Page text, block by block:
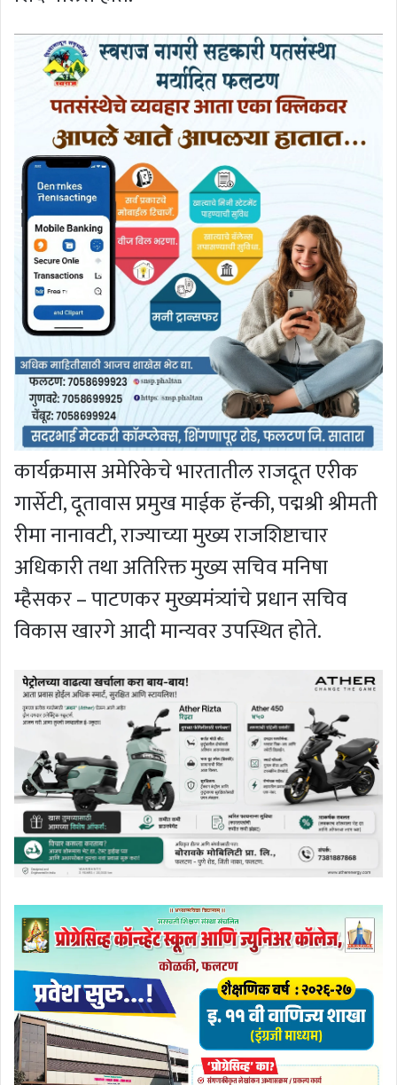
कार्यक्रमास अमेरिकेचे भारतातील राजदूत एरीक
गार्सेटी, दूतावास प्रमुख माईक हॅन्की, पद्मश्री श्रीमती
रीमा नानावटी, राज्याच्या मुख्य राजशिष्टाचार
अधिकारी तथा अतिरिक्त मुख्य सचिव मनिषा
म्हैसकर – पाटणकर मुख्यमंत्र्यांचे प्रधान सचिव
विकास खारगे आदी मान्यवर उपस्थित होते.